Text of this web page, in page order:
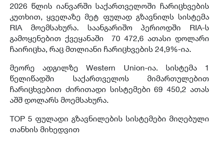
2026 წლის იანვარში საქართველოში ჩარიცხვების
კუთხით, ყველაზე მეტ ფულად გზავნილს სისტემა
RIA მოემსახურა. საანგარიშო პერიოდში RIA-ს
გამოყენებით ქვეყანაში 70 472,6 ათასი დოლარი
ჩაირიცხა, რაც მთლიანი ჩარიცხვების 24,9%-ია.
მეორე ადგილზე Western Union-ია. სისტემა 1
წელიწადში საქართველოს მიმართულებით
ჩარიცხვებით ძირითადი სისტემები 69 450,2 ათას
აშშ დოლარს მოემსახურა.
TOP 5 ფულადი გზავნილების სისტემები მიღებული
თანხის მიხედვით